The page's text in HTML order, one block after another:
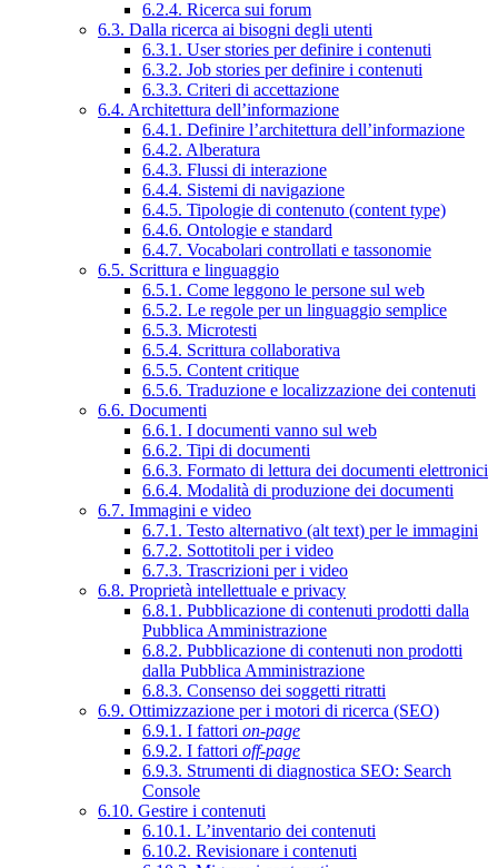
6.2.4. Ricerca sui forum
6.3. Dalla ricerca ai bisogni degli utenti
6.3.1. User stories per definire i contenuti
6.3.2. Job stories per definire i contenuti
6.3.3. Criteri di accettazione
6.4. Architettura dell’informazione
6.4.1. Definire l’architettura dell’informazione
6.4.2. Alberatura
6.4.3. Flussi di interazione
6.4.4. Sistemi di navigazione
6.4.5. Tipologie di contenuto (content type)
6.4.6. Ontologie e standard
6.4.7. Vocabolari controllati e tassonomie
6.5. Scrittura e linguaggio
6.5.1. Come leggono le persone sul web
6.5.2. Le regole per un linguaggio semplice
6.5.3. Microtesti
6.5.4. Scrittura collaborativa
6.5.5. Content critique
6.5.6. Traduzione e localizzazione dei contenuti
6.6. Documenti
6.6.1. I documenti vanno sul web
6.6.2. Tipi di documenti
6.6.3. Formato di lettura dei documenti elettronici
6.6.4. Modalità di produzione dei documenti
6.7. Immagini e video
6.7.1. Testo alternativo (alt text) per le immagini
6.7.2. Sottotitoli per i video
6.7.3. Trascrizioni per i video
6.8. Proprietà intellettuale e privacy
6.8.1. Pubblicazione di contenuti prodotti dalla
Pubblica Amministrazione
6.8.2. Pubblicazione di contenuti non prodotti
dalla Pubblica Amministrazione
6.8.3. Consenso dei soggetti ritratti
6.9. Ottimizzazione per i motori di ricerca (SEO)
6.9.1. I fattori on-page
6.9.2. I fattori off-page
6.9.3. Strumenti di diagnostica SEO: Search
Console
6.10. Gestire i contenuti
6.10.1. L’inventario dei contenuti
6.10.2. Revisionare i contenuti